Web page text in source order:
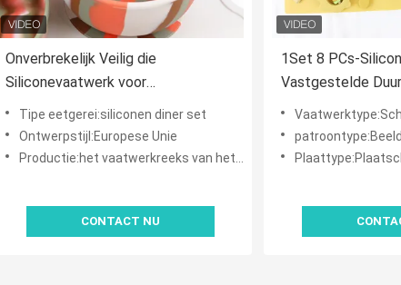
Onverbrekelijk Veilig die
Siliconevaatwerk voor
Babykinderen het Voeden wordt
geplaatst
Tipe eetgerei:siliconen diner set
Ontwerpstijl:Europese Unie
Productie:het vaatwerkreeks van het gradiëntdiner
CONTACT NU
1Set 8 PCs-
Vastgestelde
Kleur voeden